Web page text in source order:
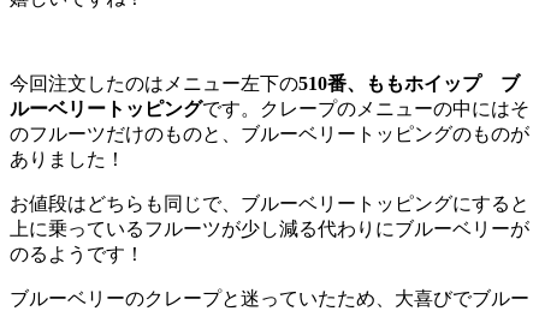
今回注文したのはメニュー左下の510番、ももホイップ ブ
ルーベリートッピングです。クレープのメニューの中にはそ
のフルーツだけのものと、ブルーベリートッピングのものが
ありました！
お値段はどちらも同じで、ブルーベリートッピングにすると
上に乗っているフルーツが少し減る代わりにブルーベリーが
のるようです！
ブルーベリーのクレープと迷っていたため、大喜びでブルー